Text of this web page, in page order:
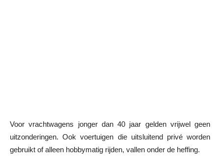
Voor vrachtwagens jonger dan 40 jaar gelden vrijwel geen
uitzonderingen. Ook voertuigen die uitsluitend privé worden
gebruikt of alleen hobbymatig rijden, vallen onder de heffing.